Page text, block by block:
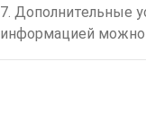
7. Дополнительные
информацией можно